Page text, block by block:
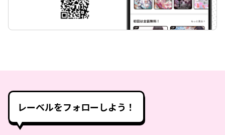
レーベルをフォローしよう！